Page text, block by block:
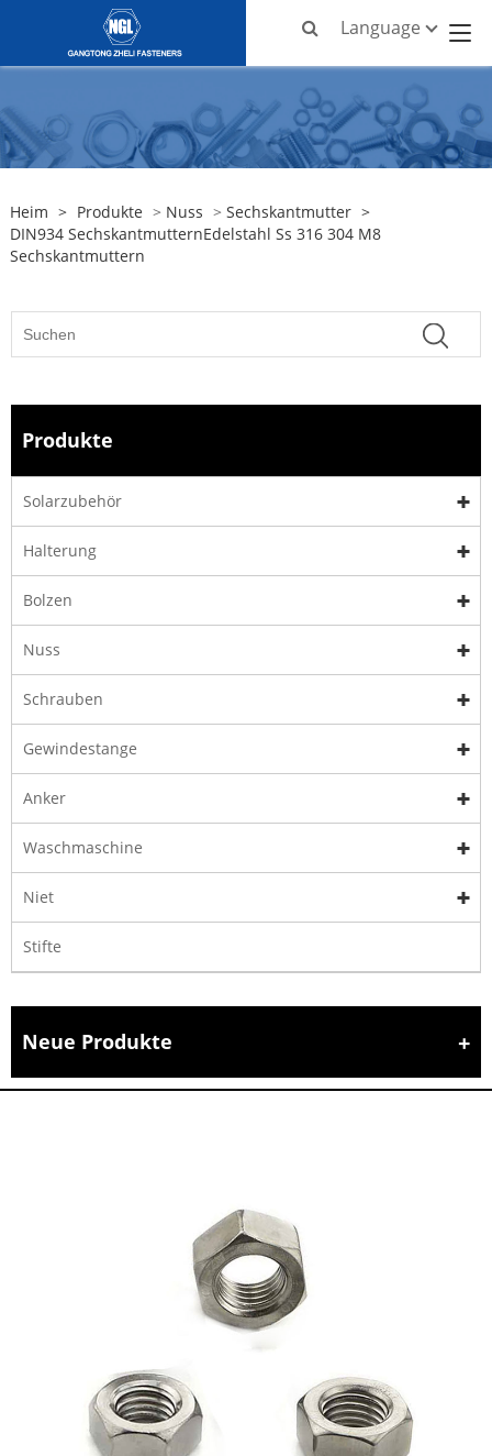
Language
Heim > Produkte > Nuss > Sechskantmutter >
DIN934 SechskantmutternEdelstahl Ss 316 304 M8
Sechskantmuttern
Produkte
Solarzubehör
Halterung
Bolzen
Nuss
Schrauben
Gewindestange
Anker
Waschmaschine
Niet
Stifte
Neue Produkte